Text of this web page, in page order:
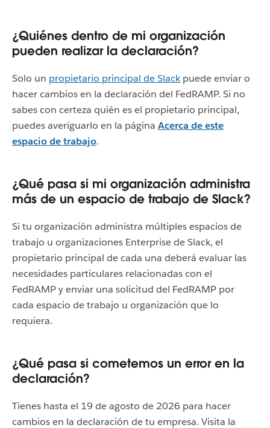
¿Quiénes dentro de mi organización
pueden realizar la declaración?
Solo un propietario principal de Slackpuede enviar o
hacer cambios en la declaración del FedRAMP. Si no
sabes con certeza quién es el propietario principal,
puedes averiguarlo en la página Acerca de este
espacio de trabajo.
¿Qué pasa si mi organización administra
más de un espacio de trabajo de Slack?
Si tu organización administra múltiples espacios de
trabajo u organizaciones Enterprise de Slack, el
propietario principal de cada una deberá evaluar las
necesidades particulares relacionadas con el
FedRAMP y enviar una solicitud del FedRAMP por
cada espacio de trabajo u organización que lo
requiera.
¿Qué pasa si cometemos un error en la
declaración?
Tienes hasta el 19 de agosto de 2026 para hacer
cambios en la declaración de tu empresa. Visita la